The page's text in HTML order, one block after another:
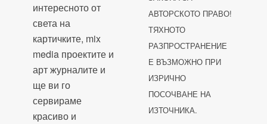
интересното от
света на
картичките, mix
media проектите и
арт журналите и
ще ви го
сервираме
красиво и
АВТОРСКОТО ПРАВО!
ТЯХНОТО
РАЗПРОСТРАНЕНИЕ
Е ВЪЗМОЖНО ПРИ
ИЗРИЧНО
ПОСОЧВАНЕ НА
ИЗТОЧНИКА.